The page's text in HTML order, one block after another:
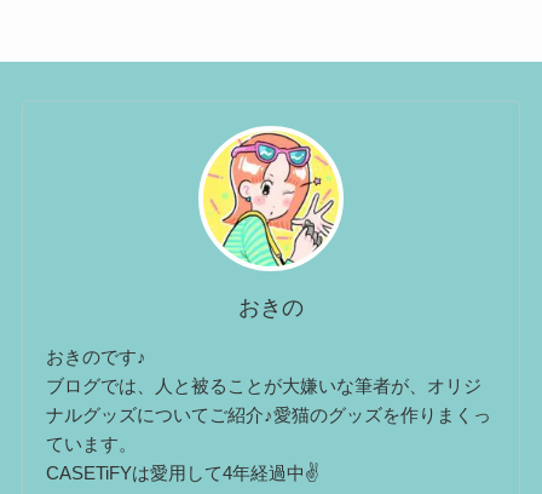
おきの
おきのです♪
ブログでは、人と被ることが大嫌いな筆者が、オリジ
ナルグッズについてご紹介♪愛猫のグッズを作りまくっ
ています。
CASETiFYは愛用して4年経過中✌